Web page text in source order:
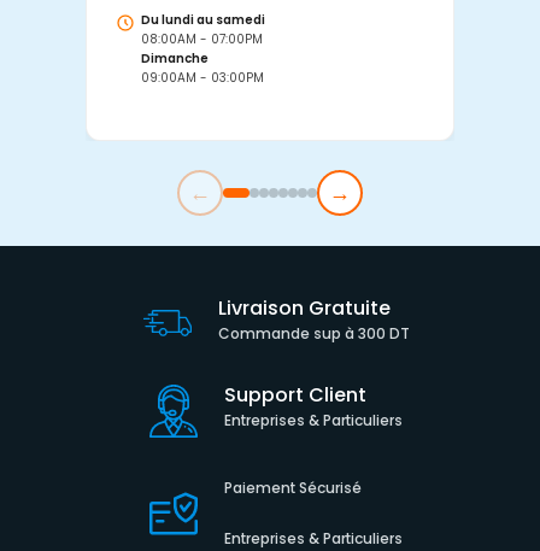
Du lundi au samedi
08:00AM - 07:00PM
Dimanche
09:00AM - 03:00PM
← →
Livraison Gratuite
Commande sup à 300 DT
Support Client
Entreprises & Particuliers
Paiement Sécurisé
Entreprises & Particuliers